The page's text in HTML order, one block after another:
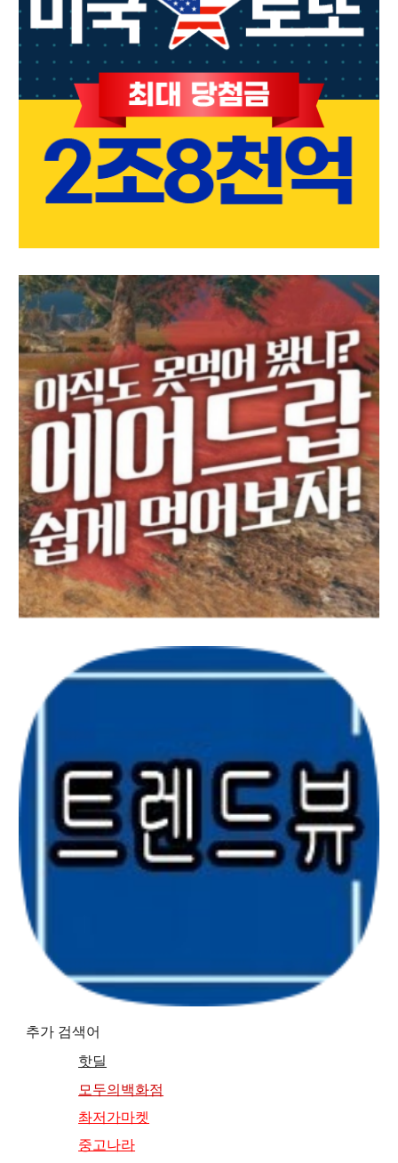
추가 검색어
핫딜
모두의백화점
촤저가마켓
중고나라